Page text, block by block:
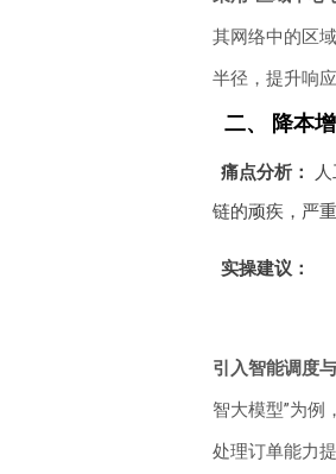
其网络中的区
半径，提升响
二、 降本
痛点分析：
链的顽疾，严
实操建议：
引入智能调度
智大模型”为例
处理订单能力